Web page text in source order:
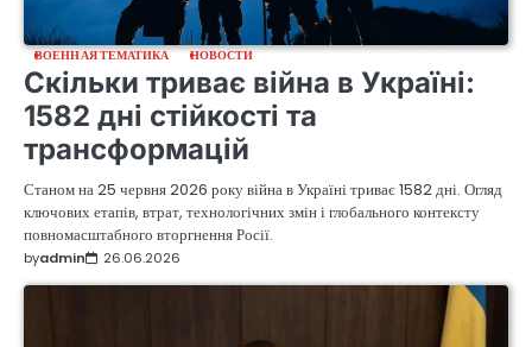
ВОЕННАЯ ТЕМАТИКА НОВОСТИ
Скільки триває війна в Україні:
1582 дні стійкості та
трансформацій
Станом на 25 червня 2026 року війна в Україні триває 1582 дні. Огляд
ключових етапів, втрат, технологічних змін і глобального контексту
повномасштабного вторгнення Росії.
byadmin 26.06.2026